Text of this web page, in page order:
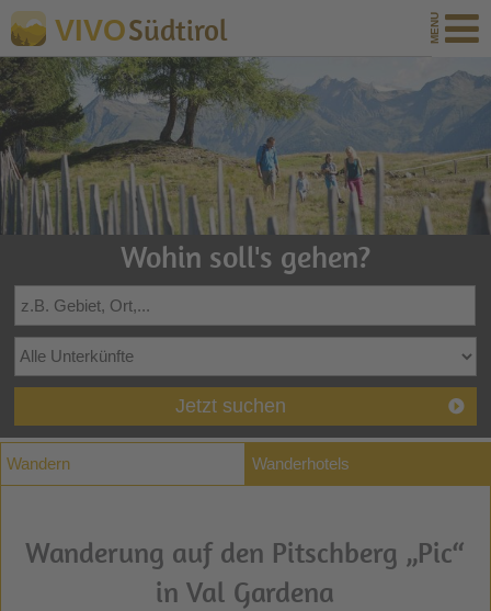
VIVOSüdtirol
Wohin soll's gehen?
Jetzt suchen
Wandern Wanderhotels
Wanderung auf den Pitschberg „Pic“
in Val Gardena